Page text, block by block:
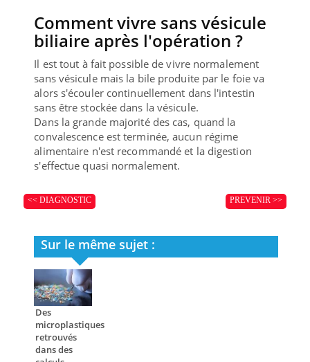
Comment vivre sans vésicule
biliaire après l'opération ?
Il est tout à fait possible de vivre normalement
sans vésicule mais la bile produite par le foie va
alors s'écouler continuellement dans l'intestin
sans être stockée dans la vésicule.
Dans la grande majorité des cas, quand la
convalescence est terminée, aucun régime
alimentaire n'est recommandé et la digestion
s'effectue quasi normalement.
<< DIAGNOSTIC PREVENIR >>
Sur le même sujet :
Des
microplastiques
retrouvés
dans des